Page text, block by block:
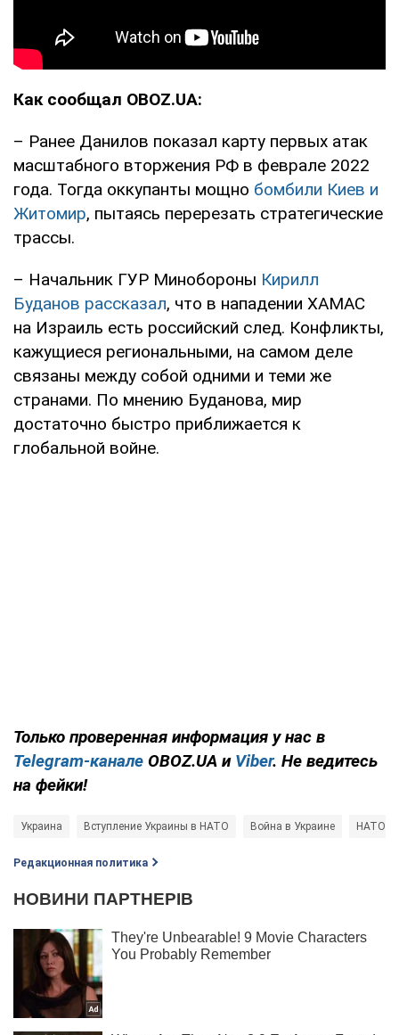
Как сообщал OBOZ.UA:
– Ранее Данилов показал карту первых атак
масштабного вторжения РФ в феврале 2022
года. Тогда оккупанты мощно бомбили Киев и
Житомир, пытаясь перерезать стратегические
трассы.
– Начальник ГУР Минобороны Кирилл
Буданов рассказал, что в нападении ХАМАС
на Израиль есть российский след. Конфликты,
кажущиеся региональными, на самом деле
связаны между собой одними и теми же
странами. По мнению Буданова, мир
достаточно быстро приближается к
глобальной войне.
Только проверенная информация у нас в
Telegram-канале OBOZ.UA и Viber. Не ведитесь
на фейки!
Украина Вступление Украины в НАТО Война в Украине НАТО
Редакционная политика